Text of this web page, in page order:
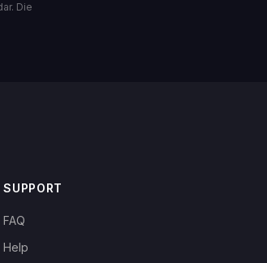
Die
SUPPORT
FAQ
Help